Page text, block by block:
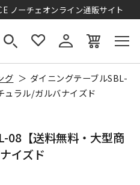
ノーチェオンライン通販サイト
グ
ダイニングテーブルSBL-
ュラル/ガルバナイズド
08【送料無料・大型商
イズド